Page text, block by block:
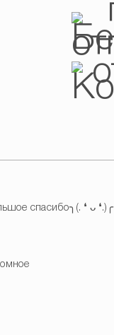
спасибо╮(. ❛ ᴗ ❛.)╭